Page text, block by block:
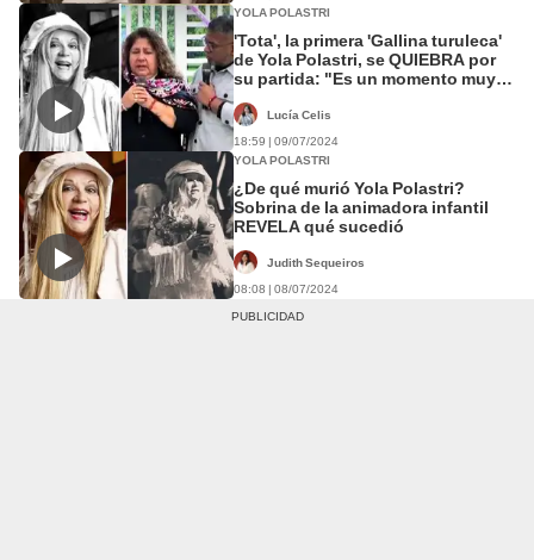
YOLA POLASTRI
'Tota', la primera 'Gallina turuleca'
de Yola Polastri, se QUIEBRA por
su partida: "Es un momento muy
Lucía Celis
18:59 | 09/07/2024
YOLA POLASTRI
¿De qué murió Yola Polastri?
Sobrina de la animadora infantil
REVELA qué sucedió
Judith Sequeiros
08:08 | 08/07/2024